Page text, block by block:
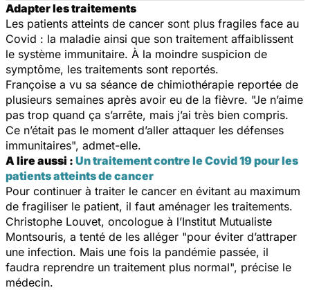
Adapter les traitements
Les patients atteints de cancer sont plus fragiles face au
Covid : la maladie ainsi que son traitement affaiblissent
le système immunitaire. À la moindre suspicion de
symptôme, les traitements sont reportés.
Françoise a vu sa séance de chimiothérapie reportée de
plusieurs semaines après avoir eu de la fièvre. "Je n’aime
pas trop quand ça s’arrête, mais j’ai très bien compris.
Ce n’était pas le moment d’aller attaquer les défenses
immunitaires", admet-elle.
A lire aussi : Un traitement contre le Covid 19 pour les
patients atteints de cancer
Pour continuer à traiter le cancer en évitant au maximum
de fragiliser le patient, il faut aménager les traitements.
Christophe Louvet, oncologue à l’Institut Mutualiste
Montsouris, a tenté de les alléger "pour éviter d’attraper
une infection. Mais une fois la pandémie passée, il
faudra reprendre un traitement plus normal", précise le
médecin.